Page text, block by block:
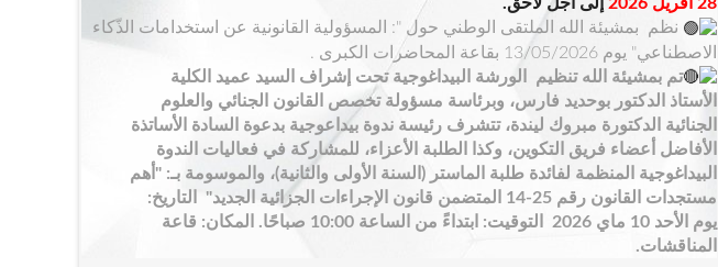
نظم بمشيئة الله الملتقى الوطني حول ": المسؤولية القانونية عن استخدامات الذّكاء
الاصطناعي" يوم 13/05/2026 بقاعة المحاضرات الكبرى .
تم بمشيئة الله تنظيم الورشة البيداغوجيةتحت إشراف السيد عميد الكلية
الأستاذ الدكتور بوحديد فارس، وبرئاسة مسؤولة تخصص القانون الجنائي والعلوم
الجنائية الدكتورة مبروك ليندة، تتشرف رئيسة ندوة بيداعوجية بدعوة السادة الأساتذة
الأفاضل أعضاء فريق التكوين، وكذا الطلبة الأعزاء، للمشاركة في فعاليات الندوة
البيداغوجية المنظمة لفائدة طلبة الماستر (السنة الأولى والثانية)، والموسومة بـ: "أهم
مستجدات القانون رقم 25-14 المتضمن قانون الإجراءات الجزائية الجديد" التاريخ:
يوم الأحد 10 ماي 2026 التوقيت: ابتداءً من الساعة 10:00 صباحًا. المكان: قاعة
المناقشات.